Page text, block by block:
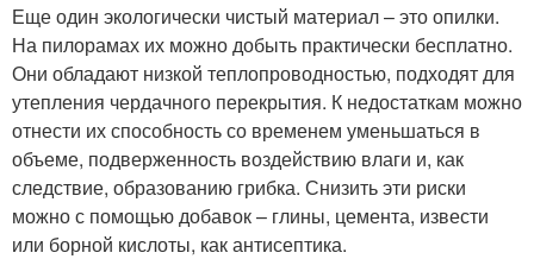
Еще один экологически чистый материал – это опилки.
На пилорамах их можно добыть практически бесплатно.
Они обладают низкой теплопроводностью, подходят для
утепления чердачного перекрытия. К недостаткам можно
отнести их способность со временем уменьшаться в
объеме, подверженность воздействию влаги и, как
следствие, образованию грибка. Снизить эти риски
можно с помощью добавок – глины, цемента, извести
или борной кислоты, как антисептика.